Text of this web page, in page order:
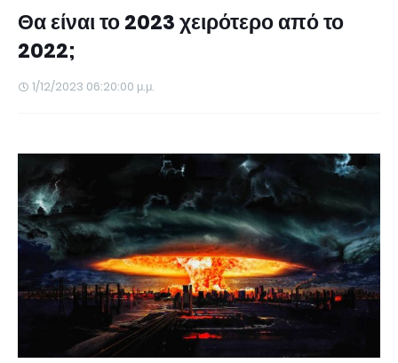
Θα είναι το 2023 χειρότερο από το
2022;
1/12/2023 06:20:00 μ.μ.